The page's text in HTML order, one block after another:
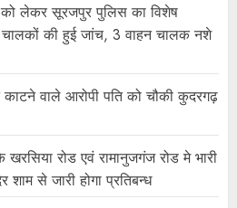
लेकर सूरजपुर पुलिस का विशेष
चालकों की हुई जांच, 3 वाहन चालक नशे
काटने वाले आरोपी पति को चौकी कुदरगढ़
रोड एवं रामानुजगंज रोड मे भारी
से जारी होगा प्रतिबन्ध